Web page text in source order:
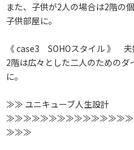
また、子供が2人の場合は2階の
子供部屋に。
《 case3 SOHOスタイル 》 夫
2階は広々とした二人のための
に。
≫≫ ユニキューブ人生設計
≫≫≫